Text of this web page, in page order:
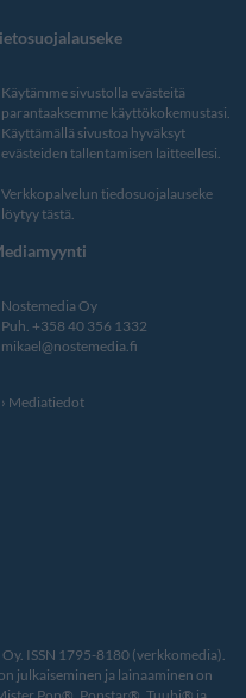
Käytämme sivustolla evästeitä
parantaaksemme käyttökokemustasi.
Käyttämällä sivustoa hyväksyt
evästeiden tallentamisen laitteellesi.
Verkkopalvelun tiedosuojalauseke
löytyy tästä.
Nostemedia Oy
Puh. +358 40 356 1332
mikael@nostemedia.fi
Mediatiedot
ISSN 1795-8180 (verkkomedia).
julkaiseminen ja lainaaminen on